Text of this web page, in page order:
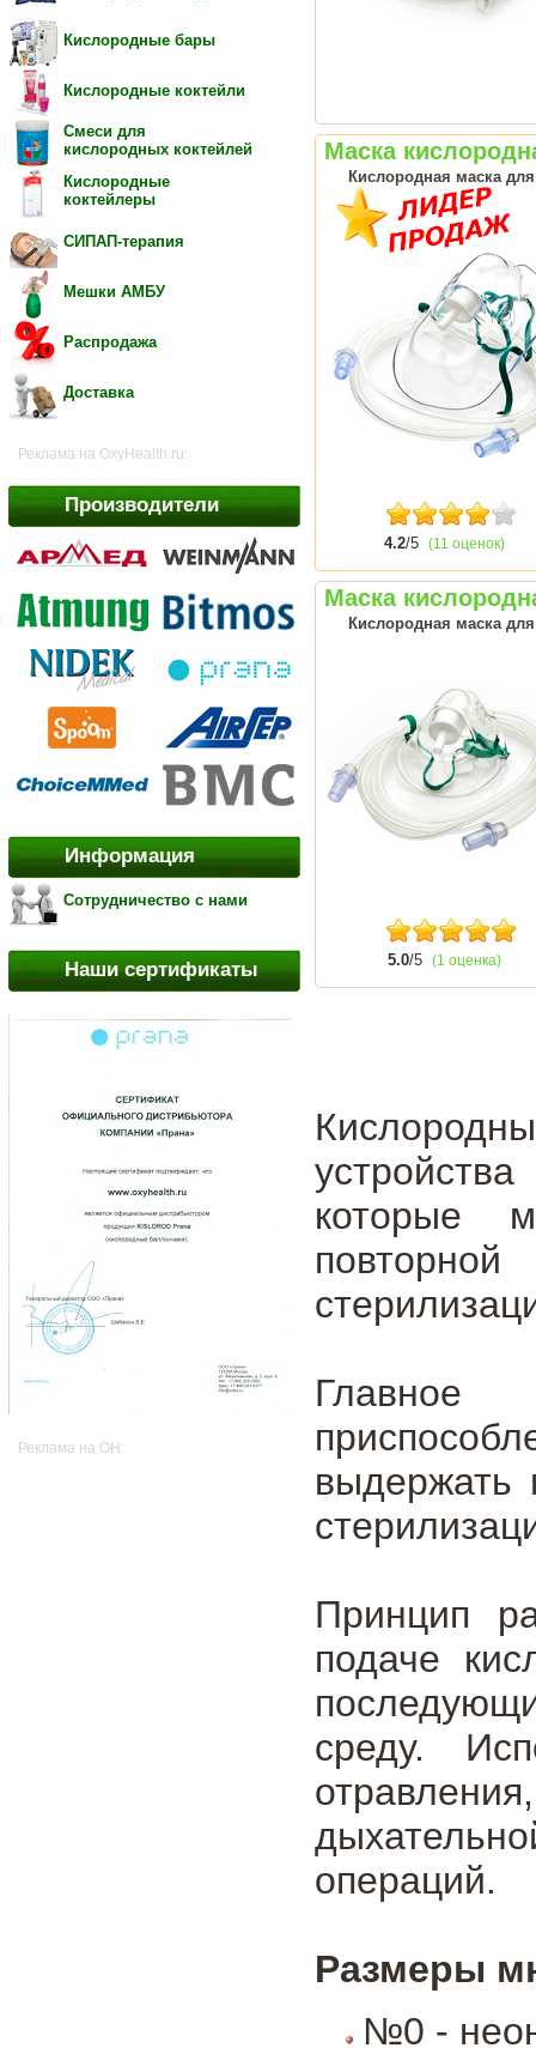
Кислородные бары
Кислородные коктейли
Смеси для
кислородных коктейлей
Кислородные
коктейлеры
СИПАП-терапия
Мешки АМБУ
Распродажа
Доставка
Реклама на OxyHealth.ru:
Производители
Информация
Сотрудничество с нами
Наши сертификаты
Реклама на OH:
Маска
Кислородная маска
4.2/5 (11 оценок)
Маска
Кислородная маска для
5.0/5 (1 оценка)
которые
выдержать
Принцип
подаче
среду.
операций.
Размеры
№0 -